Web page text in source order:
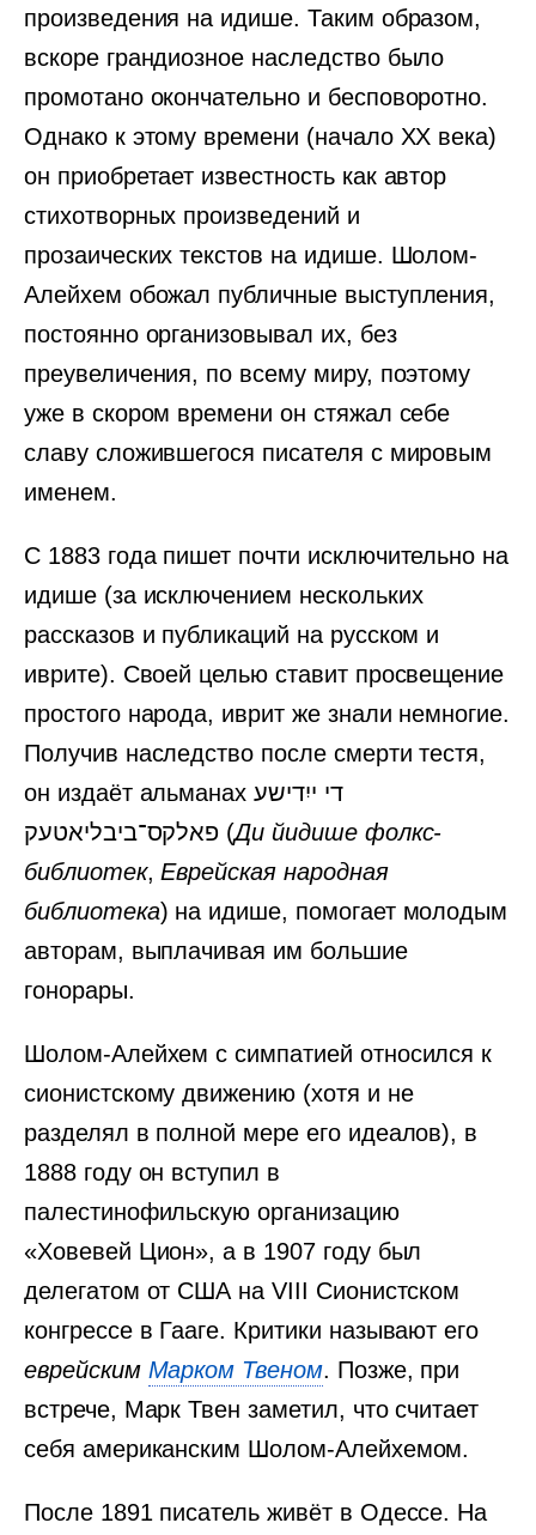
произведения на идише. Таким образом,
вскоре грандиозное наследство было
промотано окончательно и бесповоротно.
Однако к этому времени (начало XX века)
он приобретает известность как автор
стихотворных произведений и
прозаических текстов на идише. Шолом-
Алейхем обожал публичные выступления,
постоянно организовывал их, без
преувеличения, по всему миру, поэтому
уже в скором времени он стяжал себе
славу сложившегося писателя с мировым
именем.
С 1883 года пишет почти исключительно на
идише (за исключением нескольких
рассказов и публикаций на русском и
иврите). Своей целью ставит просвещение
простого народа, иврит же знали немногие.
Получив наследство после смерти тестя,
он издаёт альманах די ייִדישע
פאלקס־ביבליאטעק (Ди йидише фолкс-
библиотек,Еврейская народная
библиотека) на идише, помогает молодым
авторам, выплачивая им большие
гонорары.
Шолом-Алейхем с симпатией относился к
сионистскому движению (хотя и не
разделял в полной мере его идеалов), в
1888 году он вступил в
палестинофильскую организацию
«Ховевей Цион», а в 1907 году был
делегатом от США на VIII Сионистском
конгрессе в Гааге. Критики называют его
еврейским Марком Твеном. Позже, при
встрече, Марк Твен заметил, что считает
себя американским Шолом-Алейхемом.
После 1891 писатель живёт в Одессе. На